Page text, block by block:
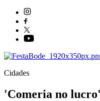
Cidades
'Comeria no